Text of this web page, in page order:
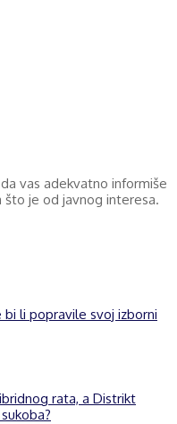
vas adekvatno informiše
je od javnog interesa.
li popravile svoj izborni
rata, a Distrikt